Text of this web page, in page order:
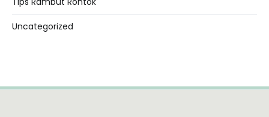
Uncategorized